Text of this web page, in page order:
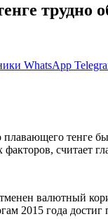
WhatsApp
тенге
считает
валютный
2015 года